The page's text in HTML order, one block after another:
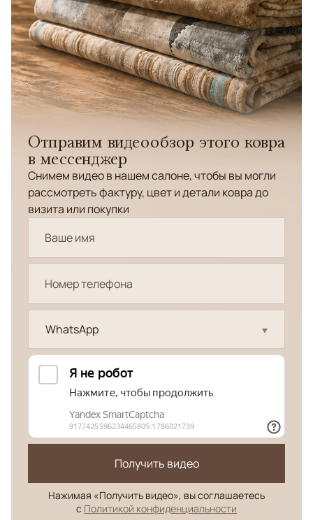
Отправим видеообзор этого ковра
в мессенджер
Снимем видео в нашем салоне, чтобы вы могли
рассмотреть фактуру, цвет и детали ковра до
визита или покупки
WhatsApp
Получить видео
Нажимая «Получить видео», вы соглашаетесь
с Политикой конфиденциальности